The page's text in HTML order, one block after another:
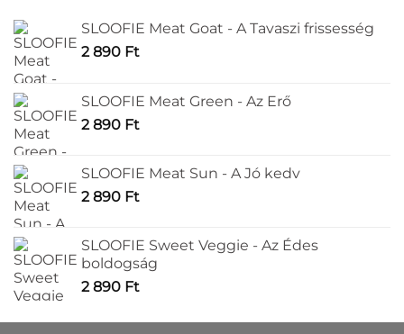
SLOOFIE Meat Goat - A Tavaszi frissesség
2 890 Ft
SLOOFIE Meat Green - Az Erő
2 890 Ft
SLOOFIE Meat Sun - A Jó kedv
2 890 Ft
SLOOFIE Sweet Veggie - Az Édes
boldogság
2 890 Ft